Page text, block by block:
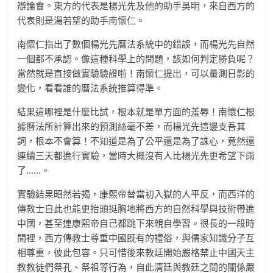
辯論會。東方的代表是楊光先及他的助手吳明，來自西方的
代表則是湯若望的助手南懷仁。
南懷仁指出了數個楊光先曆法系統中的錯誤，而楊光先自然
一個都不承認。像這種科學上的問題，該如何判定勝負呢？
當然就是直接做實驗驗證啦！南懷仁提出，可以量測日影的
變化，看看誰的曆法系統推算得準。
結果這哪裡是什麼比試，根本就是單方面的羞辱！南懷仁根
據曆法所計算出來的預測絲毫不差，而楊光先這邊支吾其
詞，根本不會算！不知道是為了公平還是為了誅心，竟然還
連續三天都進行實驗，當時大概沒有人比楊光先更希望下雨
了......。
實驗結果昭然若揭，康熙帝替當初入獄的人平反，而西洋的
傳教士自此也能更抬頭挺胸地將西方的自然科學與技術帶進
中國，甚至連康熙帝自己都跳下來親自學習。很長的一段時
間裡，西方傳教士尊重中國既有的禮俗，與儒家知識分子互
相尊重，彼此包容。只可惜後來教廷開始嚴格禁止中國天主
教教徒們祭孔、祭祖等行為，自此清廷與教廷之間的關係嚴